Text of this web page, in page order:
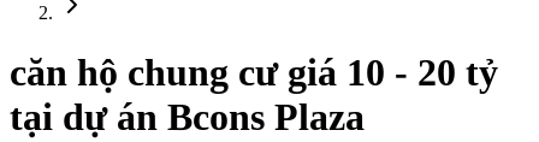
căn hộ chung cư giá 10 - 20 tỷ
tại dự án Bcons Plaza